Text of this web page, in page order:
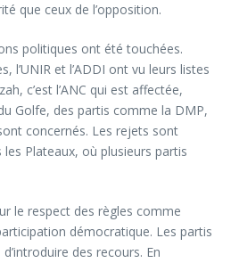
que ceux de l’opposition.
politiques ont été touchées.
l’UNIR et l’ADDI ont vu leurs listes
c’est l’ANC qui est affectée,
Golfe, des partis comme la DMP,
concernés. Les rejets sont
Plateaux, où plusieurs partis
le respect des règles comme
démocratique. Les partis
des recours. En